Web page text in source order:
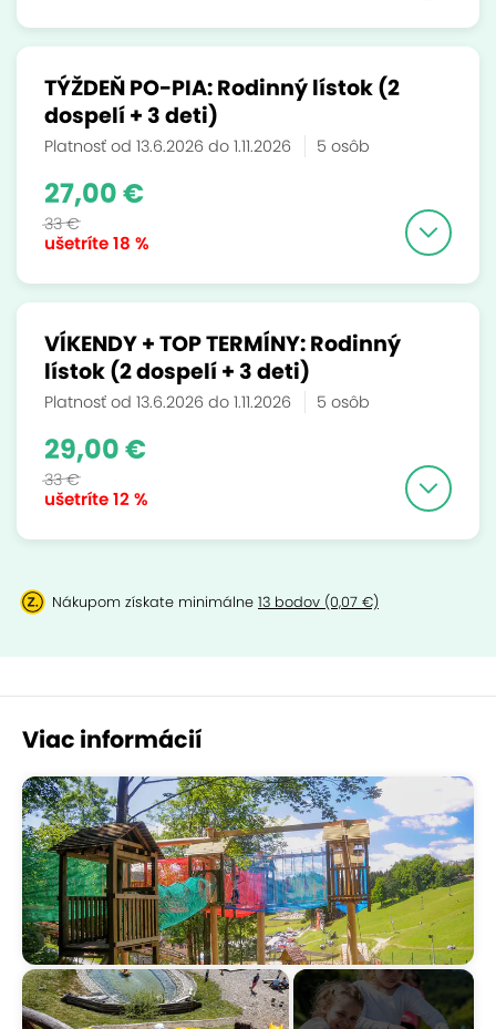
TÝŽDEŇ PO-PIA: Rodinný lístok (2
dospelí + 3 deti)
Platnosť od 13.6.2026 do 1.11.2026 5 osôb
ušetríte18 %
27,00 €
33 €
VÍKENDY + TOP TERMÍNY: Rodinný
lístok (2 dospelí + 3 deti)
Platnosť od 13.6.2026 do 1.11.2026 5 osôb
ušetríte12 %
29,00 €
33 €
Nákupom získate minimálne 13 bodov (0,07 €)
Viac informácií